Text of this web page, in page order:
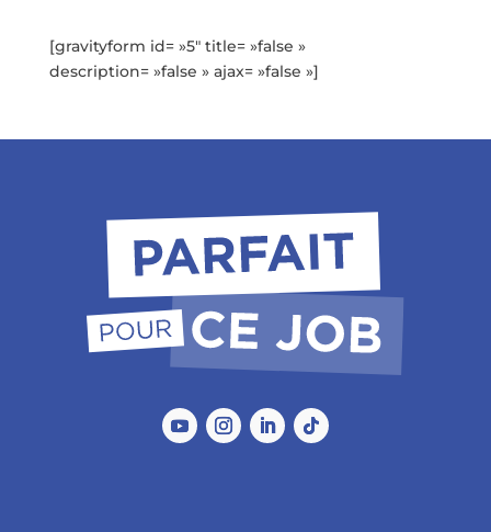
[gravityform id= »5″ title= »false »
description= »false » ajax= »false »]